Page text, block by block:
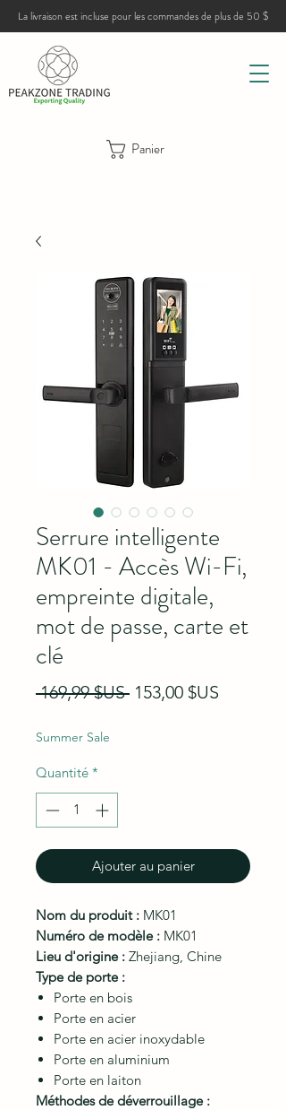
La livraison est incluse pour les commandes de plus de 50 $
Panier
Serrure intelligente
MK01 - Accès Wi-Fi,
empreinte digitale,
mot de passe, carte et
clé
169,99 $US Prix original
153,00 $US
Summer Sale
Quantité *
Ajouter au panier
Nom du produit : MK01
Numéro de modèle : MK01
Lieu d'origine : Zhejiang, Chine
Type de porte :
Porte en bois
Porte en acier
Porte en acier inoxydable
Porte en aluminium
Porte en laiton
Méthodes de déverrouillage :